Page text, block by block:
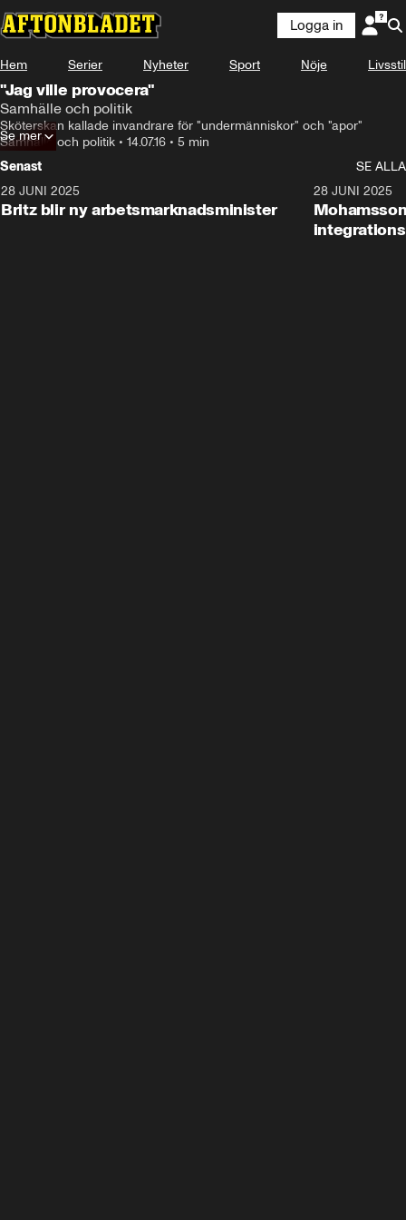
Logga in
Hem Serier Nyheter Sport Nöje Livsstil
"Jag ville provocera"
Samhälle och politik
Sköterskan kallade invandrare för "undermänniskor" och "apor"
Samhälle och politik • 14.07.16 • 5 min
Se mer
Senast
SE ALLA
28 JUNI 2025
Britz blir ny arbetsmarknadsminister
28 JUNI 2025